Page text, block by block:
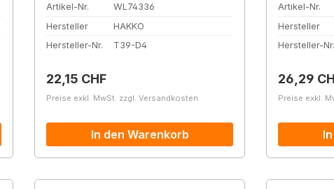
Artikel-Nr.
WL74336
Hersteller
HAKKO
Hersteller-Nr.
T39-D4
Regulärer Preis:
22,15 CHF
Preise exkl. MwSt. zzgl. Versandkosten
In den Warenkorb
Artikel-Nr.
Hersteller
Hersteller-Nr.
Regulärer
26,29
Preise exkl.